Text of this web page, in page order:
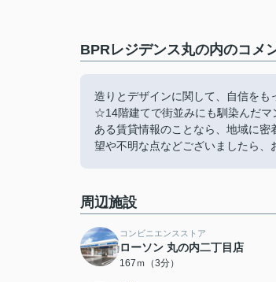
BPRレジデンス丸の内のコメ
造りとデザインに関して、自信を
☆14階建てで街並みにも馴染んだ
ある賃貸情報のことなら、地域に
望や不明な点などございましたら、
周辺施設
コンビニエンスストア
ローソン 丸の内二丁目店
167ｍ（3分）